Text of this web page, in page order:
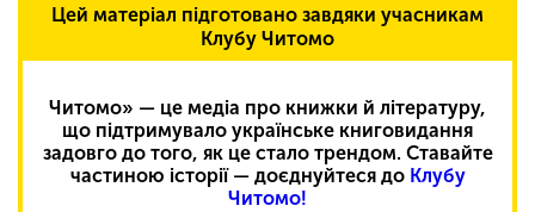
Цей матеріал підготовано завдяки учасникам
Клубу Читомо
Читомо» — це медіа про книжки й літературу,
що підтримувало українське книговидання
задовго до того, як це стало трендом. Ставайте
частиною історії — доєднуйтеся до Клубу
Читомо!